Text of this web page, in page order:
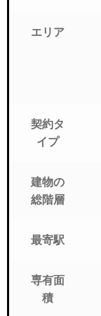
エリア
契約タ
イプ
建物の
総階層
最寄駅
専有面
積